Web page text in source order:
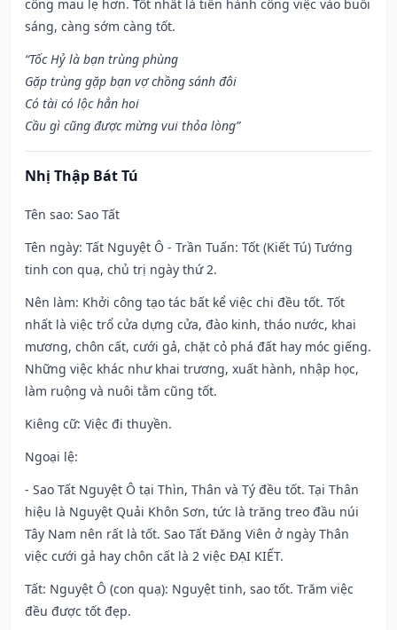
công mau lẹ hơn. Tốt nhất là tiến hành công việc vào buổi
sáng, càng sớm càng tốt.
“Tốc Hỷ là bạn trùng phùng
Gặp trùng gặp bạn vợ chồng sánh đôi
Có tài có lộc hẳn hoi
Cầu gì cũng được mừng vui thỏa lòng”
Nhị Thập Bát Tú
Tên sao: Sao Tất
Tên ngày: Tất Nguyệt Ô - Trần Tuấn: Tốt (Kiết Tú) Tướng
tinh con quạ, chủ trị ngày thứ 2.
Nên làm: Khởi công tạo tác bất kể việc chi đều tốt. Tốt
nhất là việc trổ cửa dựng cửa, đào kinh, tháo nước, khai
mương, chôn cất, cưới gả, chặt cỏ phá đất hay móc giếng.
Những việc khác như khai trương, xuất hành, nhập học,
làm ruộng và nuôi tằm cũng tốt.
Kiêng cữ: Việc đi thuyền.
Ngoại lệ:
- Sao Tất Nguyệt Ô tại Thìn, Thân và Tý đều tốt. Tại Thân
hiệu là Nguyệt Quải Khôn Sơn, tức là trăng treo đầu núi
Tây Nam nên rất là tốt. Sao Tất Đăng Viên ở ngày Thân
việc cưới gả hay chôn cất là 2 việc ĐẠI KIẾT.
Tất: Nguyệt Ô (con quạ): Nguyệt tinh, sao tốt. Trăm việc
đều được tốt đẹp.